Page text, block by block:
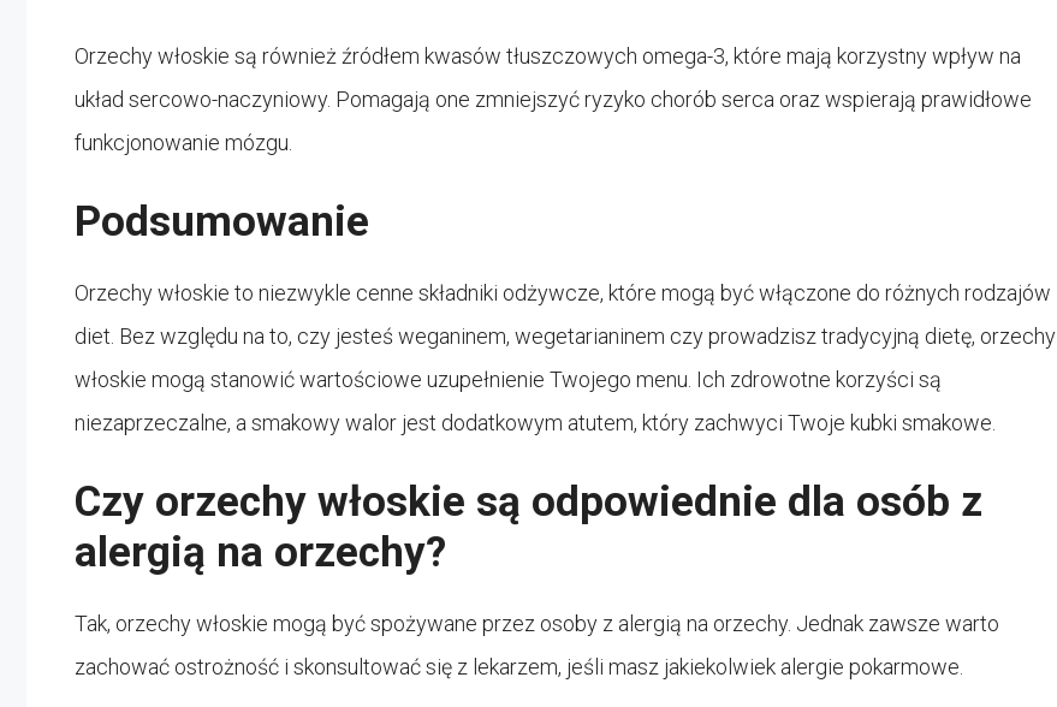
Orzechy włoskie są również źródłem kwasów tłuszczowych omega-3, które mają korzystny wpływ na
układ sercowo-naczyniowy. Pomagają one zmniejszyć ryzyko chorób serca oraz wspierają prawidłowe
funkcjonowanie mózgu.
Podsumowanie
Orzechy włoskie to niezwykle cenne składniki odżywcze, które mogą być włączone do różnych rodzajów
diet. Bez względu na to, czy jesteś weganinem, wegetarianinem czy prowadzisz tradycyjną dietę, orzechy
włoskie mogą stanowić wartościowe uzupełnienie Twojego menu. Ich zdrowotne korzyści są
niezaprzeczalne, a smakowy walor jest dodatkowym atutem, który zachwyci Twoje kubki smakowe.
Czy orzechy włoskie są odpowiednie dla osób z
alergią na orzechy?
Tak, orzechy włoskie mogą być spożywane przez osoby z alergią na orzechy. Jednak zawsze warto
zachować ostrożność i skonsultować się z lekarzem, jeśli masz jakiekolwiek alergie pokarmowe.